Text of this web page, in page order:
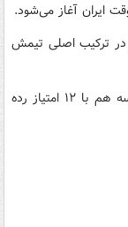
در ترکیب اصلی تیمش
پورتو در حال حاضر با ۳۲ امتیاز دوم است و فارنسه هم با ۱۲ امتیاز رده